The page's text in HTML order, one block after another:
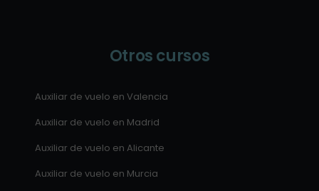
Otros cursos
Auxiliar de vuelo en Valencia
Auxiliar de vuelo en Madrid
Auxiliar de vuelo en Alicante
Auxiliar de vuelo en Murcia